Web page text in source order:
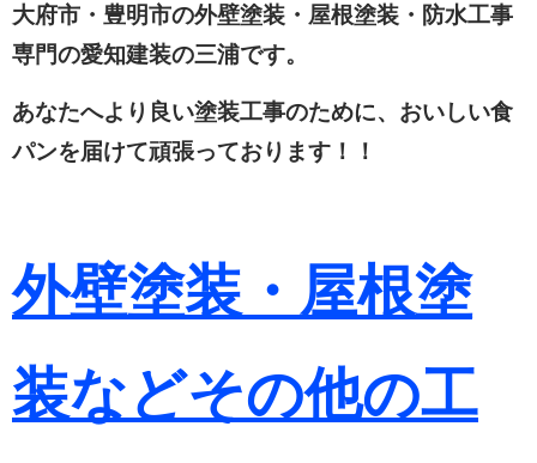
大府市・豊明市の外壁塗装・屋根塗装・防水工事
専門の愛知建装の三浦です。
あなたへより良い塗装工事のために、おいしい食
パンを届けて頑張っております！！
外壁塗装・屋根塗
装などその他の工